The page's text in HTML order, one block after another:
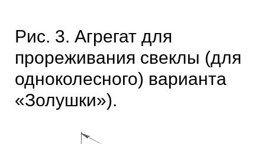
Рис. 3. Агрегат для
прореживания свеклы (для
одноколесного) варианта
«Золушки»).